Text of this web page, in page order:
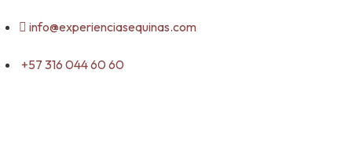
info@experienciasequinas.com
+57 316 044 60 60